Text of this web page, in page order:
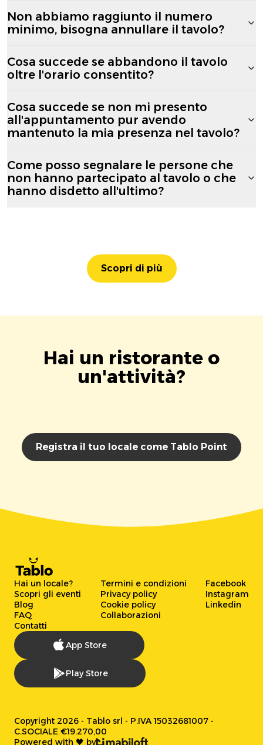
Non abbiamo raggiunto il numero
minimo, bisogna annullare il tavolo?
Cosa succede se abbandono il tavolo
oltre l'orario consentito?
Cosa succede se non mi presento
all'appuntamento pur avendo
mantenuto la mia presenza nel tavolo?
Come posso segnalare le persone che
non hanno partecipato al tavolo o che
hanno disdetto all'ultimo?
Scopri di più
Hai un ristorante o
un'attività?
Registra il tuo locale come Tablo Point
Hai un locale?
Scopri gli eventi
Blog
FAQ
Contatti
Termini e condizioni
Privacy policy
Cookie policy
Collaborazioni
Facebook
Instagram
Linkedin
App Store
Play Store
Copyright 2026 - Tablo srl - P.IVA 15032681007 -
C.SOCIALE €19.270,00
Powered with 🖤 by